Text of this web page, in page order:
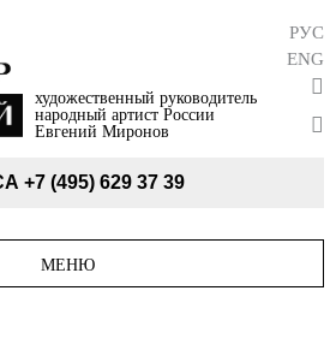
художественный руководитель
народный артист России
Евгений Миронов
РУС
ENG
+7 (495) 629 37 39
МЕНЮ